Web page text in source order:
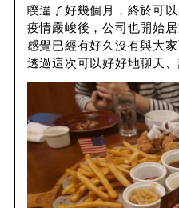
睽違了好幾個月，終於可
疫情嚴峻後，公司也開始
感覺已經有好久沒有與大家
透過這次可以好好地聊天